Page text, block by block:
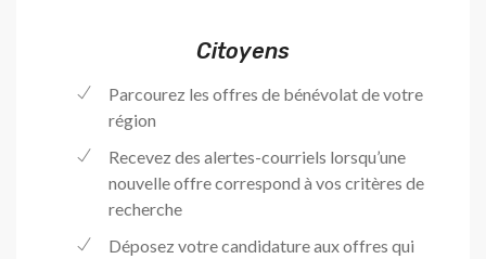
Citoyens
Parcourez les offres de bénévolat de votre
région
Recevez des alertes-courriels lorsqu’une
nouvelle offre correspond à vos critères de
recherche
Déposez votre candidature aux offres qui